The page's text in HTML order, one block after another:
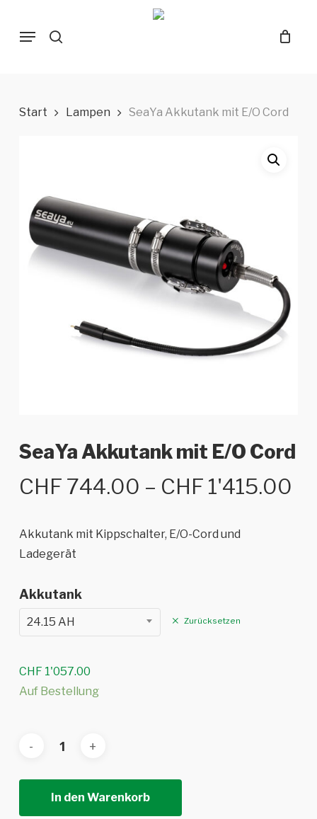
Menu
Start Lampen SeaYa Akkutank mit E/O Cord
SeaYa Akkutank mit E/O Cord
CHF 744.00 – CHF 1'415.00
Akkutank mit Kippschalter, E/O-Cord und
Ladegerät
Akkutank
24.15 AH Zurücksetzen
CHF 1'057.00
Auf Bestellung
In den Warenkorb